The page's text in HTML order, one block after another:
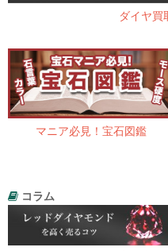
ダイヤ買
マニア必見！宝石図鑑
コラム